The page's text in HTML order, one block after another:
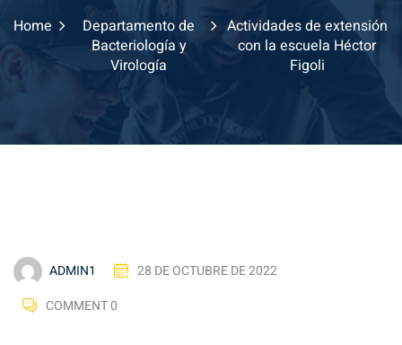
Home
Departamento de
Bacteriología y
Virología
Actividades de extensión
con la escuela Héctor
Figoli
ADMIN1
28 DE OCTUBRE DE 2022
COMMENT 0